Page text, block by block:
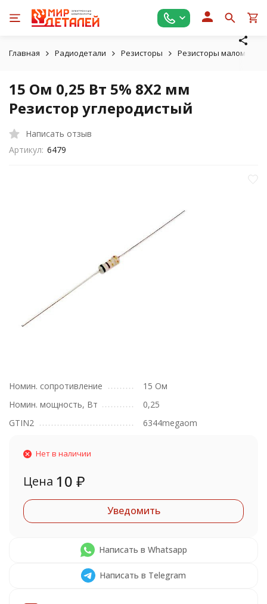
Главная Радиодетали Резисторы Резисторы
15 Ом 0,25 Вт 5% 8X2 мм
Резистор углеродистый
Написать отзыв
Артикул: 6479
Номин. сопротивление
15 Ом
Номин. мощность, Вт
0,25
GTIN2
6344megaom
Нет в наличии
Цена 10 ₽
Уведомить
Написать в Whatsapp
Написать в Telegram